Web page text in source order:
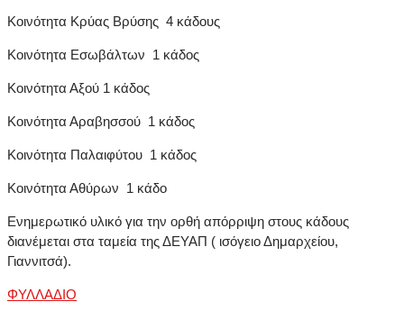
Κοινότητα Κρύας Βρύσης 4 κάδους
Κοινότητα Εσωβάλτων 1 κάδος
Κοινότητα Αξού 1 κάδος
Κοινότητα Αραβησσού 1 κάδος
Κοινότητα Παλαιφύτου 1 κάδος
Κοινότητα Αθύρων 1 κάδο
Ενημερωτικό υλικό για την ορθή απόρριψη στους κάδους
διανέμεται στα ταμεία της ΔΕΥΑΠ ( ισόγειο Δημαρχείου,
Γιαννιτσά).
ΦΥΛΛΑΔΙΟ